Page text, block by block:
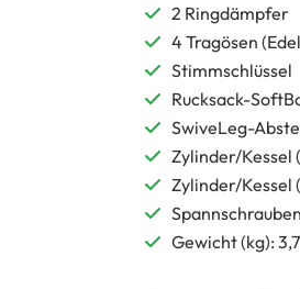
2 Ringdämpfer
4 Tragösen
Stimmschlüssel
Rucksack-
SwiveLeg-
Zylinder/Kessel
Zylinder/Kessel
Gewicht (kg): 3,7